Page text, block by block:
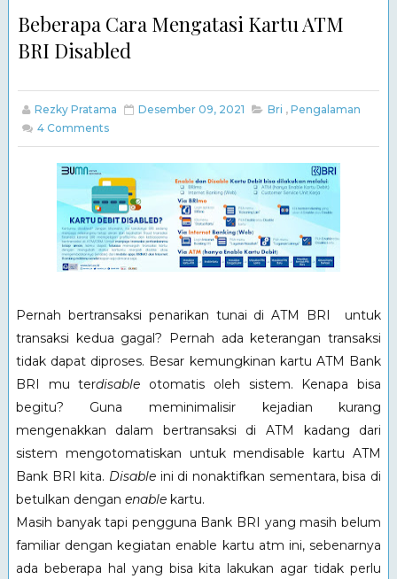
Beberapa Cara Mengatasi Kartu ATM
BRI Disabled
Rezky Pratama Desember 09, 2021 Bri , Pengalaman
4Comments
Pernah bertransaksi penarikan tunai di ATM BRI untuk
transaksi kedua gagal? Pernah ada keterangan transaksi
tidak dapat diproses. Besar kemungkinan kartu ATM Bank
BRI mu terdisable otomatis oleh sistem. Kenapa bisa
begitu? Guna meminimalisir kejadian kurang
mengenakkan dalam bertransaksi di ATM kadang dari
sistem mengotomatiskan untuk mendisable kartu ATM
Bank BRI kita. Disable ini di nonaktifkan sementara, bisa di
betulkan dengan enable kartu.
Masih banyak tapi pengguna Bank BRI yang masih belum
familiar dengan kegiatan enable kartu atm ini, sebenarnya
ada beberapa hal yang bisa kita lakukan agar tidak perlu